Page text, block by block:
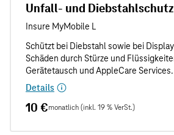
Unfall- und Diebstahlschutz
Details
10 €monatlich (inkl. 19 % VerSt.)